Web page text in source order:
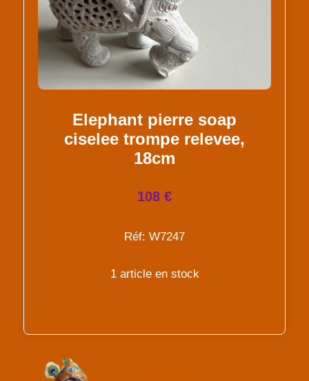
Elephant pierre soap
ciselee trompe relevee,
18cm
108 €
Réf: W7247
1 article en stock